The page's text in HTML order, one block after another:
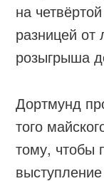
на
разницей
розыгрыша
Дортмунд
того
тому, чтобы